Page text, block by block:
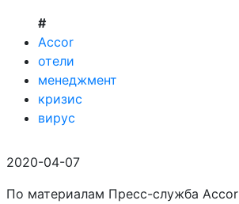
#
Accor
отели
менеджмент
кризис
вирус
2020-04-07
По материалам Пресс-служба Accor